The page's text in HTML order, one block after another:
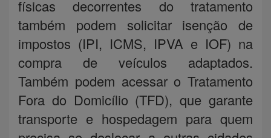
físicas decorrentes do tratamento
também podem solicitar isenção de
impostos (IPI, ICMS, IPVA e IOF) na
compra de veículos adaptados.
Também podem acessar o Tratamento
Fora do Domicílio (TFD), que garante
transporte e hospedagem para quem